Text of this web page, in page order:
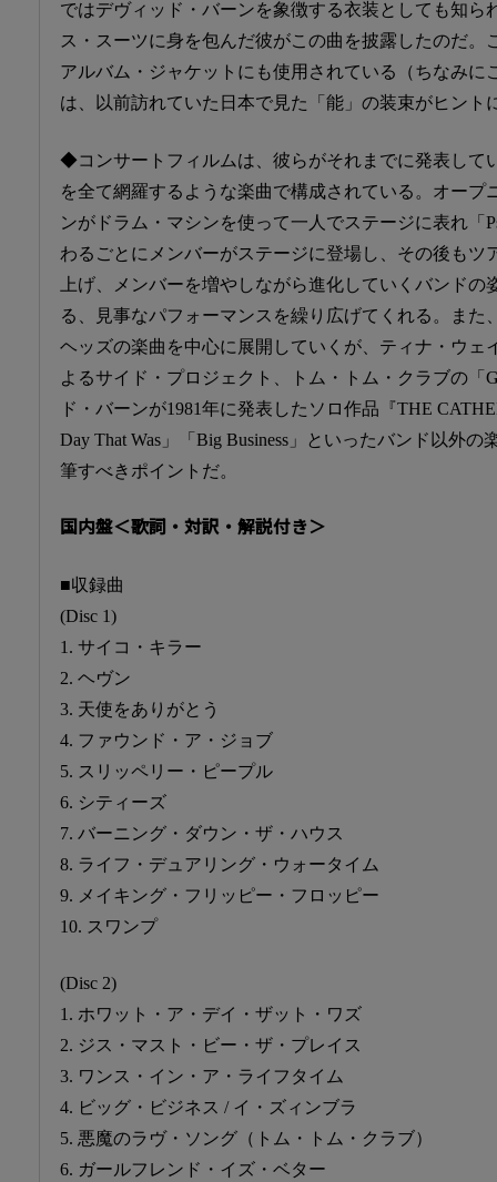
ではデヴィッド・バーンを象徴する衣装としても知ら
ス・スーツに身を包んだ彼がこの曲を披露したのだ。
アルバム・ジャケットにも使用されている（ちなみに
は、以前訪れていた日本で見た「能」の装束がヒント
◆コンサートフィルムは、彼らがそれまでに発表して
を全て網羅するような楽曲で構成されている。オープ
ンがドラム・マシンを使って一人でステージに表れ「
わるごとにメンバーがステージに登場し、その後もツ
上げ、メンバーを増やしながら進化していくバンド
る、見事なパフォーマンスを繰り広げてくれる。また
ヘッズの楽曲を中心に展開していくが、ティナ・ウェ
よるサイド・プロジェクト、トム・トム・クラブの「
ド・バーンが1981年に発表したソロ作品『THE
Day That Was」「Big Business」といったバンド以外
筆すべきポイントだ。
国内盤＜歌詞・対訳・解説付き＞
■収録曲
(Disc 1)
1. サイコ・キラー
2. ヘヴン
3. 天使をありがとう
4. ファウンド・ア・ジョブ
5. スリッペリー・ピープル
6. シティーズ
7. バーニング・ダウン・ザ・ハウス
8. ライフ・デュアリング・ウォータイム
9. メイキング・フリッピー・フロッピー
10. スワンプ
(Disc 2)
1. ホワット・ア・デイ・ザット・ワズ
2. ジス・マスト・ビー・ザ・プレイス
3. ワンス・イン・ア・ライフタイム
4. ビッグ・ビジネス / イ・ズィンブラ
5. 悪魔のラヴ・ソング（トム・トム・クラブ）
6. ガールフレンド・イズ・ベター